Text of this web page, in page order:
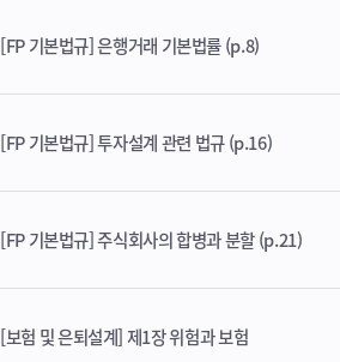
[FP 기본법규] 은행거래 기본법률 (p.8)
[FP 기본법규] 투자설계 관련 법규 (p.16)
[FP 기본법규] 주식회사의 합병과 분할 (p.21)
[보험 및 은퇴설계] 제1장 위험과 보험